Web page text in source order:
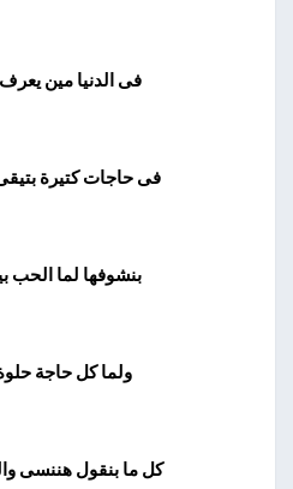
فى الدنيا مين يعرف
فى حاجات كتيرة
بنشوفها لما الحب
ولما كل حاجة
كل ما بنقول هننسى